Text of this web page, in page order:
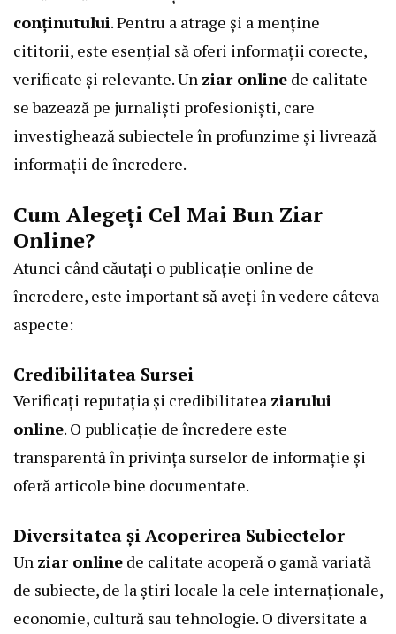
conținutului. Pentru a atrage și a menține
cititorii, este esențial să oferi informații corecte,
verificate și relevante. Un ziar online de calitate
se bazează pe jurnaliști profesioniști, care
investighează subiectele în profunzime și livrează
informații de încredere.
Cum Alegeți Cel Mai Bun Ziar
Online?
Atunci când căutați o publicație online de
încredere, este important să aveți în vedere câteva
aspecte:
Credibilitatea Sursei
Verificați reputația și credibilitatea ziarului
online. O publicație de încredere este
transparentă în privința surselor de informație și
oferă articole bine documentate.
Diversitatea și Acoperirea Subiectelor
Un ziaronline de calitate acoperă o gamă variată
de subiecte, de la știri locale la cele internaționale,
economie, cultură sau tehnologie. O diversitate a